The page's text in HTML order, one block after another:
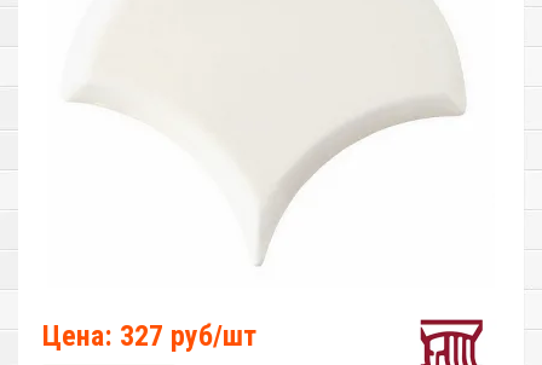
Цена: 327 руб/шт